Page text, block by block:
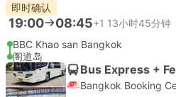
即时确认
19:00 08:45+1 13小时45分钟
BBC Khao san Bangkok
阁道岛
Bus Express +
Bangkok Booking